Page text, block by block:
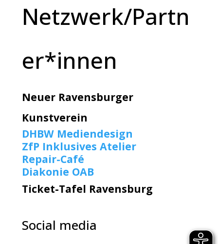
Netzwerk/Partn
er*innen
Neuer Ravensburger
Kunstverein
DHBW Mediendesign
ZfP Inklusives Atelier
Repair-Café
Diakonie OAB
Ticket-Tafel Ravensburg
Social media